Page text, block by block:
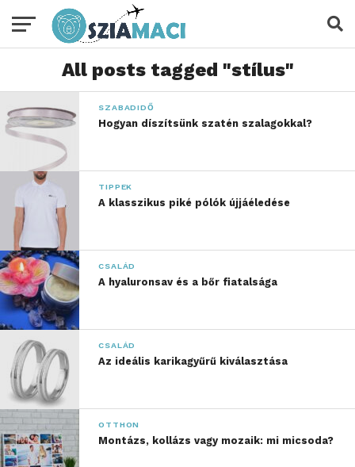
All posts tagged "stílus"
SZABADIDŐ
Hogyan díszítsünk szatén szalagokkal?
TIPPEK
A klasszikus piké pólók újjáéledése
CSALÁD
A hyaluronsav és a bőr fiatalsága
CSALÁD
Az ideális karikagyűrű kiválasztása
OTTHON
Montázs, kollázs vagy mozaik: mi micsoda?